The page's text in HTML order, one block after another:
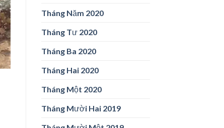
Tháng Năm 2020
Tháng Tư 2020
Tháng Ba 2020
Tháng Hai 2020
Tháng Một 2020
Tháng Mười Hai 2019